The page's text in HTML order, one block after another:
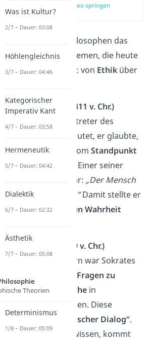
zur Stelle im Video springen
(00:14)
Antike legten Philosophen das
für viele Themen, die heute
diskutiert werden: von Ethiküber
(ca. 490 — 411 v. Chr.)
war ein Vertreter des
. Das bedeutet, er glaubte,
Wahrheitimmer vom Standpunkt
Einzelnen abhängt. Einer seiner
Sätze war: „Der Mensch
das Maß aller Dinge.“Damit stellte er
Idee einerobjektiven Wahrheit
(ca. 470 — 399 v. Chr.)
seinen Mitbürgern war Sokrates
Fragen zu
, umWidersprüchein
aufzudecken. Diese
„sokratischer Dialog“.
was wir von ihm wissen, kommt
Was ist Kultur?
2/7 – Dauer: 03:08
Höhlengleichnis
3/7 – Dauer: 04:46
Kategorischer
Imperativ Kant
4/7 – Dauer: 03:58
Hermeneutik
5/7 – Dauer: 04:42
Dialektik
6/7 – Dauer: 02:32
Ästhetik
7/7 – Dauer: 05:08
Theorien
Determinismus
1/8 – Dauer: 05:09